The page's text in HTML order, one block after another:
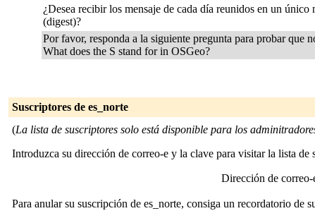
¿Desea recibir los mensaje de cada día reunidos en un único
(digest)?
Por favor, responda a la siguiente pregunta para probar que
What does the S stand for in OSGeo?
Suscriptores de es_norte
(La lista de suscriptores solo está disponible para los
Introduzca su dirección de correo-e y la clave para visitar la lista de
Dirección de correo-
Para anular su suscripción de es_norte, consiga un recordatorio de